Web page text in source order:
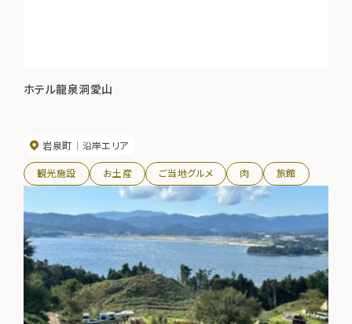
ホテル龍泉洞愛山
岩泉町 沿岸エリア
観光施設 お土産 ご当地グルメ 肉 旅館